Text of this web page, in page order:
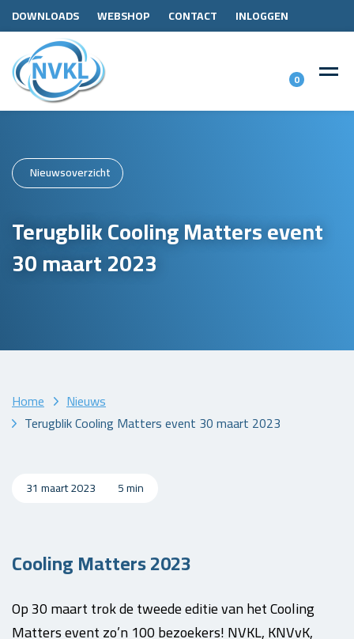
DOWNLOADS WEBSHOP CONTACT INLOGGEN
0
Nieuwsoverzicht
Terugblik Cooling Matters event
30 maart 2023
Home
Nieuws
Terugblik Cooling Matters event 30 maart 2023
31 maart 2023 5 min
Cooling Matters 2023
Op 30 maart trok de tweede editie van het Cooling
Matters event zo’n 100 bezoekers! NVKL, KNVvK,